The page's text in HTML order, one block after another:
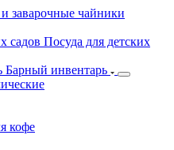
заварочные чайники
Посуда для детских
Барный инвентарь
кофе